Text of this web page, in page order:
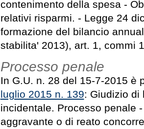
contenimento della spesa -
relativi risparmi. - Legge 24
formazione del bilancio
stabilita' 2013), art. 1, commi
Processo penale
In G.U. n. 28 del 15-7-2015 è
luglio 2015 n. 139: Giudizio di
incidentale. Processo penale
aggravante o di reato